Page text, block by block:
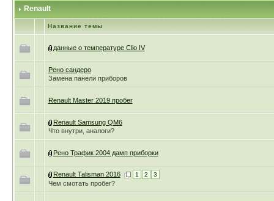
Renault
Название темы
данные о температуре Clio IV
Рено сандеро
Замена панели приборов
Renault Master 2019 пробег
Renault Samsung QM6
Что внутри, аналоги?
Рено Трафик 2004 дамп приборки
Renault Talisman 2016 1 2 3
Чем смотать пробег?